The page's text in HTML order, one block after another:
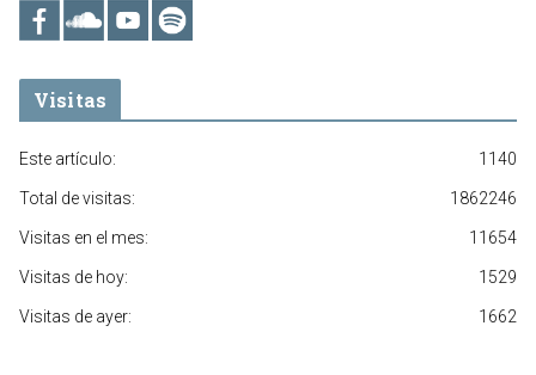
Visitas
1140
Este artículo:
1862246
Total de visitas:
11654
Visitas en el mes:
1529
Visitas de hoy:
1662
Visitas de ayer: